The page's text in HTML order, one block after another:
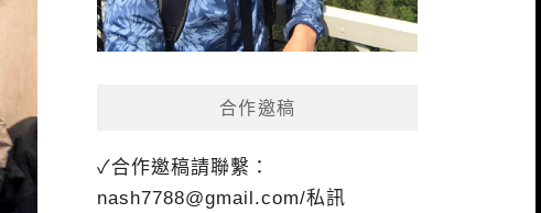
合作邀稿
✓合作邀稿請聯繫：
nash7788@gmail.com/私訊